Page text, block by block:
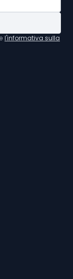
e l'informativa sulla